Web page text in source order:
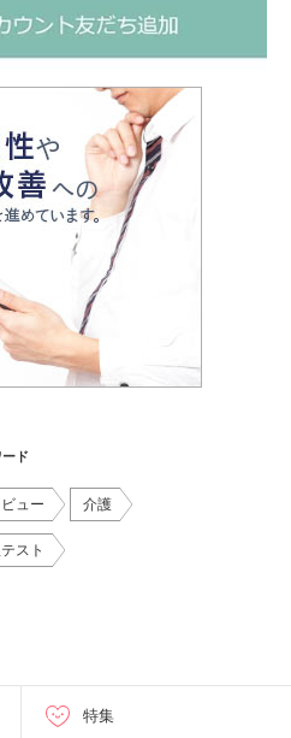
ド
ュー 介護
スト
特集